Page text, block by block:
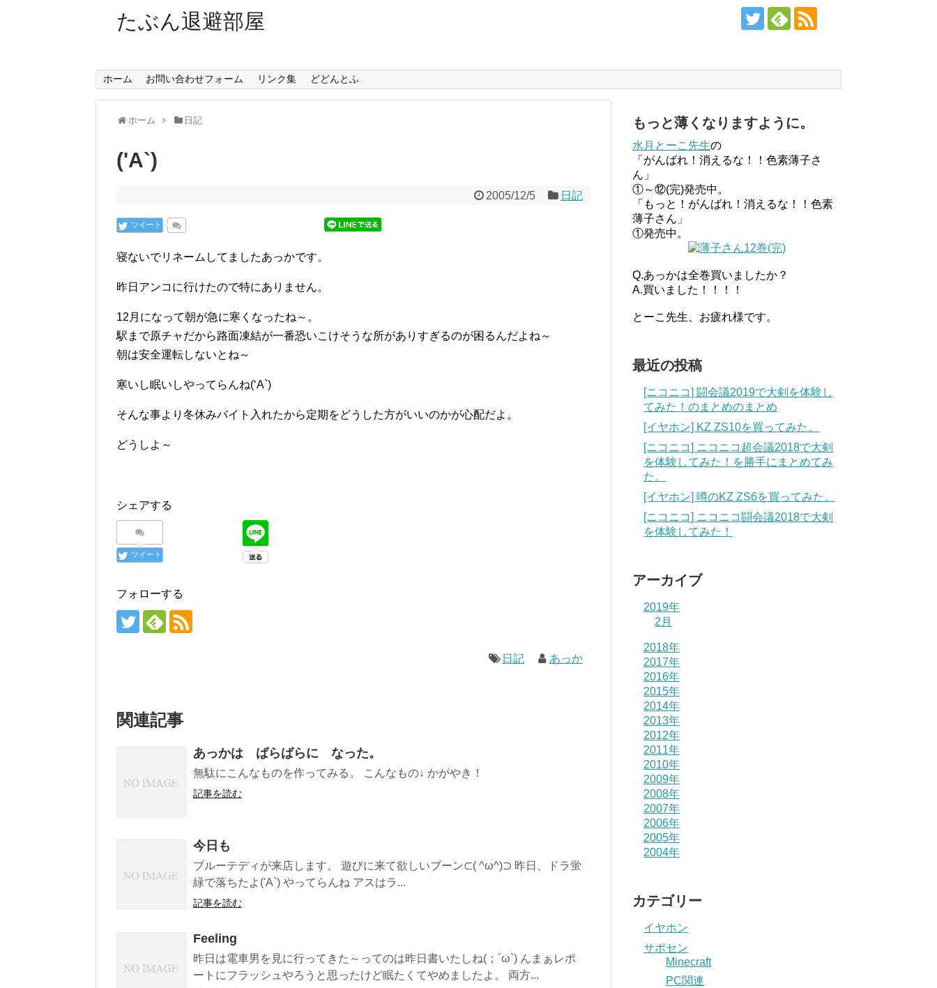
たぶん退避部屋
ホーム お問い合わせフォーム リンク集 どどんとふ
ホーム 日記
('A`)
2005/12/5 日記
ツイート
寝ないでリネームしてましたあっかです。
昨日アンコに行けたので特にありません。
12月になって朝が急に寒くなったね～。
駅まで原チャだから路面凍結が一番恐いこけそうな所がありすぎるのが困るんだよね～
朝は安全運転しないとね～
寒いし眠いしやってらんね(‘A`)
そんな事より冬休みバイト入れたから定期をどうした方がいいのかが心配だよ。
どうしよ～
シェアする
ツイート
フォローする
日記 あっか
関連記事
あっかは ばらばらに なった。
無駄にこんなものを作ってみる。 こんなもの↓ かがやき！
記事を読む
今日も
ブルーテディが来店します。 遊びに来て欲しいブーン⊂( ^ω^)⊃ 昨日、ドラ蛍
緑で落ちたよ('A`) やってらんね アスはラ...
記事を読む
Feeling
昨日は電車男を見に行ってきた～ってのは昨日書いたしね(；´ω`) んまぁレポ
ートにフラッシュやろうと思ったけど眠たくてやめましたよ。 両方...
もっと薄くなりますように。
水月とーこ先生の
「がんばれ！消えるな！！色素薄子さ
ん」
①～⑫(完)発売中。
「もっと！がんばれ！消えるな！！色素
薄子さん」
①発売中。
Q.あっかは全巻買いましたか？
A.買いました！！！！
とーこ先生、お疲れ様です。
最近の投稿
[ニコニコ] 闘会議2019で大剣を体験し
てみた！のまとめのまとめ
[イヤホン] KZ ZS10を買ってみた。
[ニコニコ] ニコニコ超会議2018で大剣
を体験してみた！を勝手にまとめてみ
た。
[イヤホン] 噂のKZ ZS6を買ってみた。
[ニコニコ] ニコニコ闘会議2018で大剣
を体験してみた！
アーカイブ
2019年
2月
2018年
2017年
2016年
2015年
2014年
2013年
2012年
2011年
2010年
2009年
2008年
2007年
2006年
2005年
2004年
カテゴリー
イヤホン
サポセン
Minecraft
PC関連